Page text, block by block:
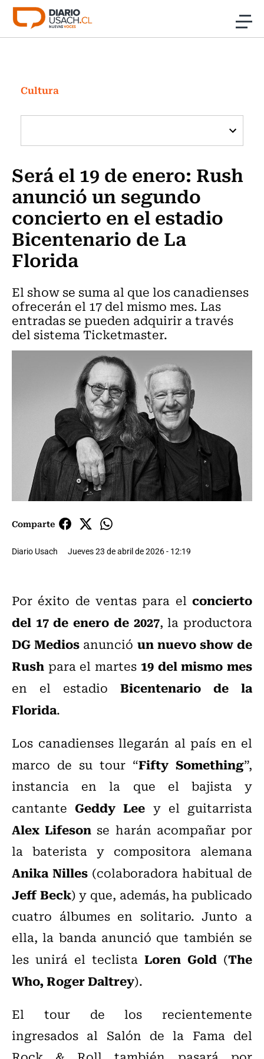
Click acá para ir directamente al contenido
Investigación
Cultura
Programas Radio y TV Usach
Cultura
Será el 19 de enero: Rush
anunció un segundo
concierto en el estadio
Bicentenario de La
Florida
El show se suma al que los canadienses
ofrecerán el 17 del mismo mes. Las
entradas se pueden adquirir a través
del sistema Ticketmaster.
Comparte
Diario Usach Jueves 23 de abril de 2026 - 12:19
Por éxito de ventas para el concierto
del 17 de enero de 2027, la productora
DG Medios anunció un nuevo show de
Rush para el martes 19 del mismo mes
en el estadio Bicentenario de la
Florida.
Los canadienses llegarán al país en el
marco de su tour “Fifty Something”,
instancia en la que el bajista y
cantanteGeddy Lee y el guitarrista
Alex Lifeson se harán acompañar por
la baterista y compositora alemana
Anika Nilles (colaboradora habitual de
Jeff Beck) y que, además, ha publicado
cuatro álbumes en solitario. Junto a
ella, la banda anunció que también se
les unirá el teclista Loren Gold (The
Who, Roger Daltrey).
El tour de los recientemente
ingresados al Salón de la Fama del